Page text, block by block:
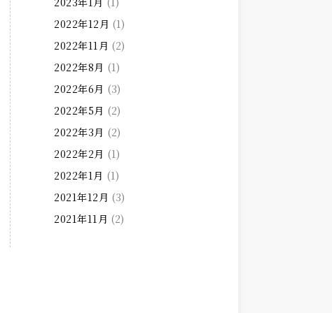
2022年12月 (1)
2022年11月 (2)
2022年8月 (1)
2022年6月 (3)
2022年5月 (2)
2022年3月 (2)
2022年2月 (1)
2022年1月 (1)
2021年12月 (3)
2021年11月 (2)